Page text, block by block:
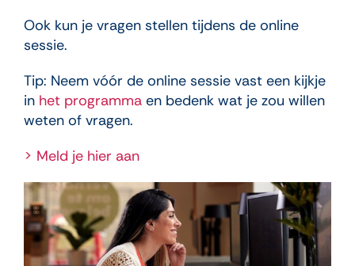
Ook kun je vragen stellen tijdens de online
sessie.
Tip: Neem vóór de online sessie vast een kijkje
in het programmaen bedenk wat je zou willen
weten of vragen.
> Meld je hier aan